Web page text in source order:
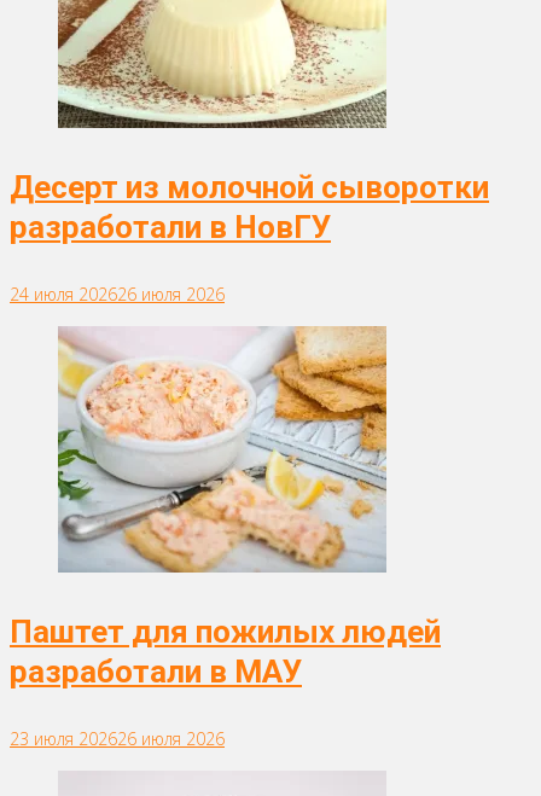
Десерт из молочной сыворотки
разработали в НовГУ
24 июля 202626 июля 2026
Паштет для пожилых людей
разработали в МАУ
23 июля 202626 июля 2026